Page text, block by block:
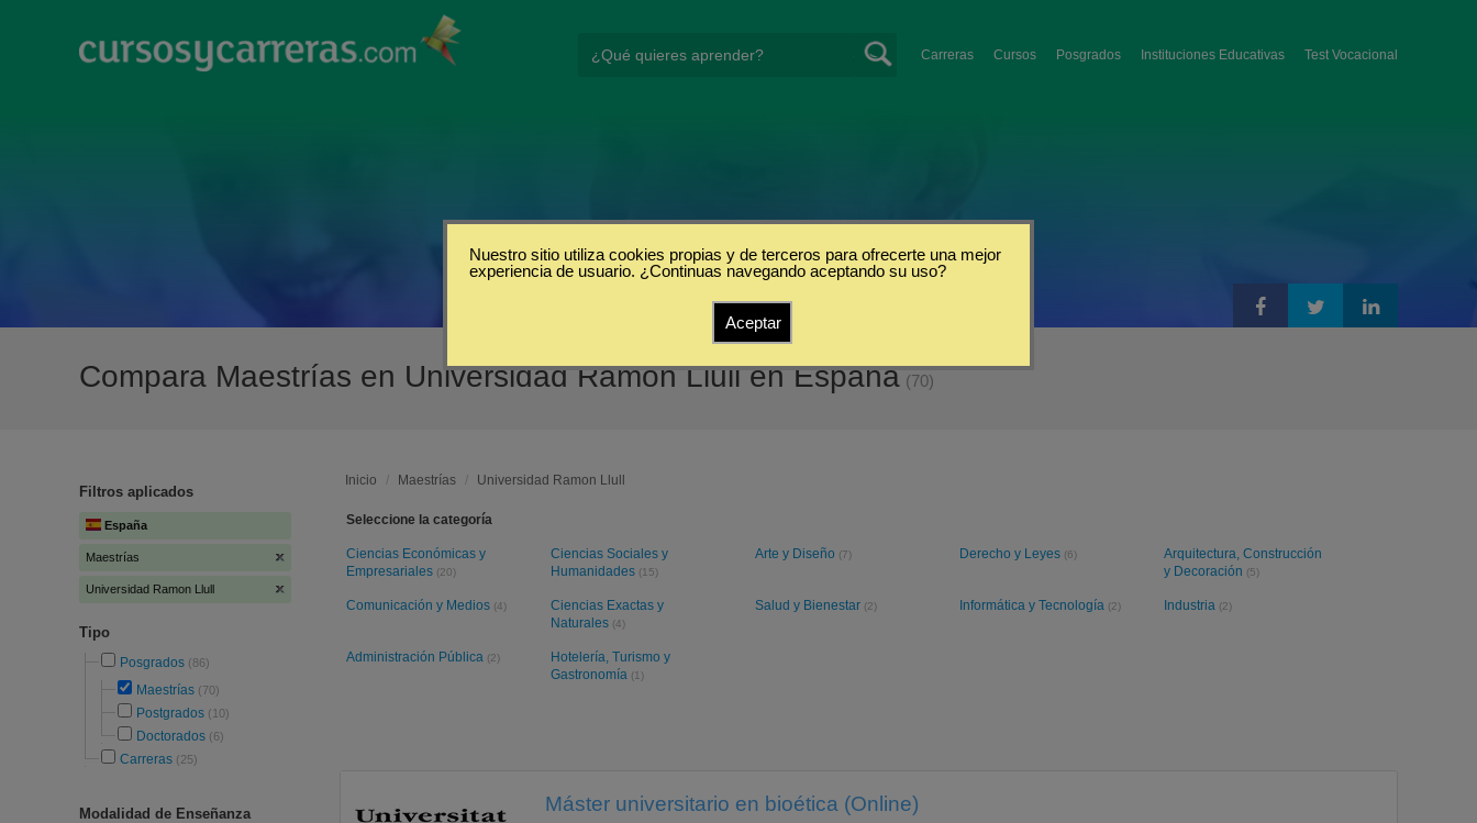
Carreras Cursos Posgrados Instituciones Educativas Test Vocacional
Compara Maestrías en Universidad Ramon Llull en España (70)
Filtros aplicados
España
Maestrías
Universidad Ramon Llull
Tipo
Posgrados (86)
Maestrías (70)
Postgrados (10)
Doctorados (6)
Carreras (25)
Modalidad de Enseñanza
Inicio / Maestrías / Universidad Ramon Llull
Seleccione la categoría
Ciencias Económicas y
Empresariales (20)
Ciencias Sociales y
Humanidades (15)
Arte y Diseño (7) Derecho y Leyes (6)
Arquitectura, Construcción
y Decoración (5)
Comunicación y Medios (4)
Ciencias Exactas y
Naturales (4)
Salud y Bienestar (2) Informática y Tecnología (2) Industria (2)
Administración Pública (2)
Hotelería, Turismo y
Gastronomía (1)
Máster universitario en bioética (Online)
Nuestro sitio utiliza cookies propias y de terceros para ofrecerte una mejor
experiencia de usuario. ¿Continuas navegando aceptando su uso?
Aceptar